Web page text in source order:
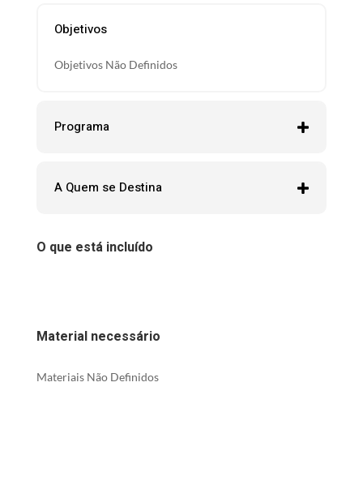
Objetivos
Objetivos Não Definidos
Programa
A Quem se Destina
O que está incluído
Material necessário
Materiais Não Definidos